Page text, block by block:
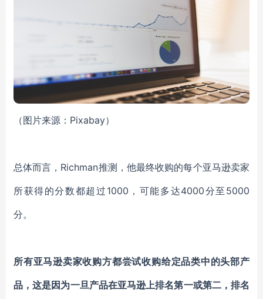
（图片来源：Pixabay）
总体而言，Richman推测，他最终收购的每个亚马逊卖家
所获得的分数都超过1000，可能多达4000分至5000
分。
所有亚马逊卖家收购方都尝试收购给定品类中的头部产
品，这是因为一旦产品在亚马逊上排名第一或第二，排名